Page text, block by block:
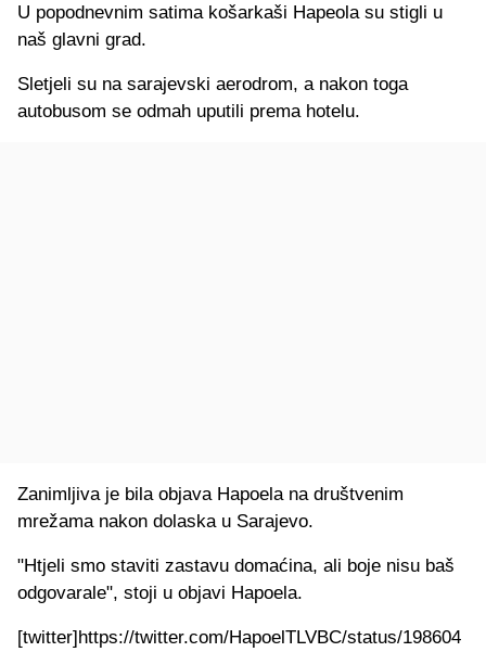
U popodnevnim satima košarkaši Hapeola su stigli u
naš glavni grad.
Sletjeli su na sarajevski aerodrom, a nakon toga
autobusom se odmah uputili prema hotelu.
Zanimljiva je bila objava Hapoela na društvenim
mrežama nakon dolaska u Sarajevo.
"Htjeli smo staviti zastavu domaćina, ali boje nisu baš
odgovarale", stoji u objavi Hapoela.
[twitter]https://twitter.com/HapoelTLVBC/status/198604